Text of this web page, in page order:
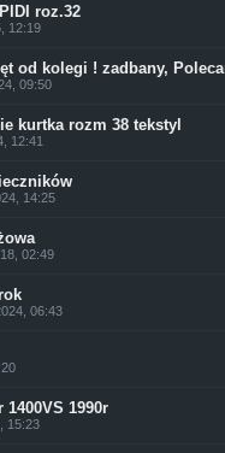
roz.32
12:19
od kolegi ! zadbany,
09:50
kurtka rozm 38 tekstyl
12:41
14:25
02:49
06:43
1990r
15:23